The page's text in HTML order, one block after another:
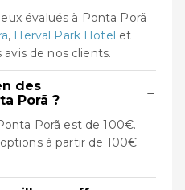
évalués à Ponta Porã
, Herval Park Hotel et
avis de nos clients.
des
Porã ?
−
Porã est de 100€.
à partir de 100€